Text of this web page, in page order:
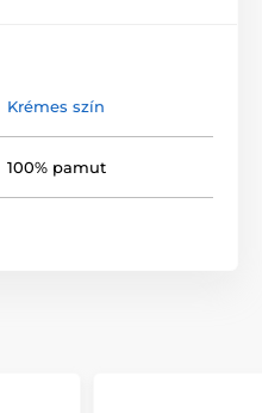
Krémes szín
100% pamut